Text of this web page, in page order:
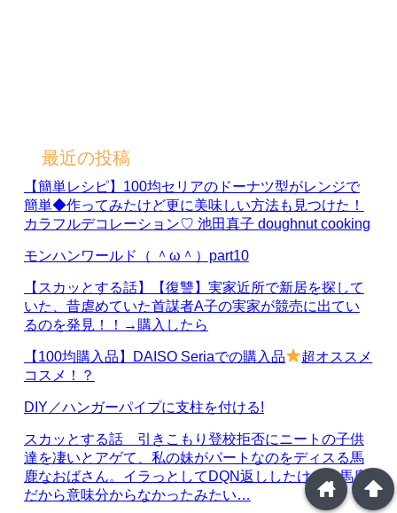
最近の投稿
【簡単レシピ】100均セリアのドーナツ型がレンジで
簡単◆作ってみたけど更に美味しい方法も見つけた！
カラフルデコレーション♡ 池田真子 doughnut cooking
モンハンワールド（ ＾ω＾）part10
【スカッとする話】【復讐】実家近所で新居を探して
いた、昔虐めていた首謀者A子の実家が競売に出てい
るのを発見！！→購入したら
【100均購入品】DAISO Seriaでの購入品
超オススメ
コスメ！？
DIY／ハンガーパイプに支柱を付ける!
スカッとする話 引きこもり登校拒否にニートの子供
達を凄いとアゲて、私の妹がパートなのをディスる馬
鹿なおばさん。イラっとしてDQN返ししたけど、馬鹿
だから意味分からなかったみたい…
arrowup
home